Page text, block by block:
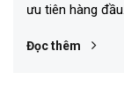
ưu tiên hàng đầu...
Đọc thêm